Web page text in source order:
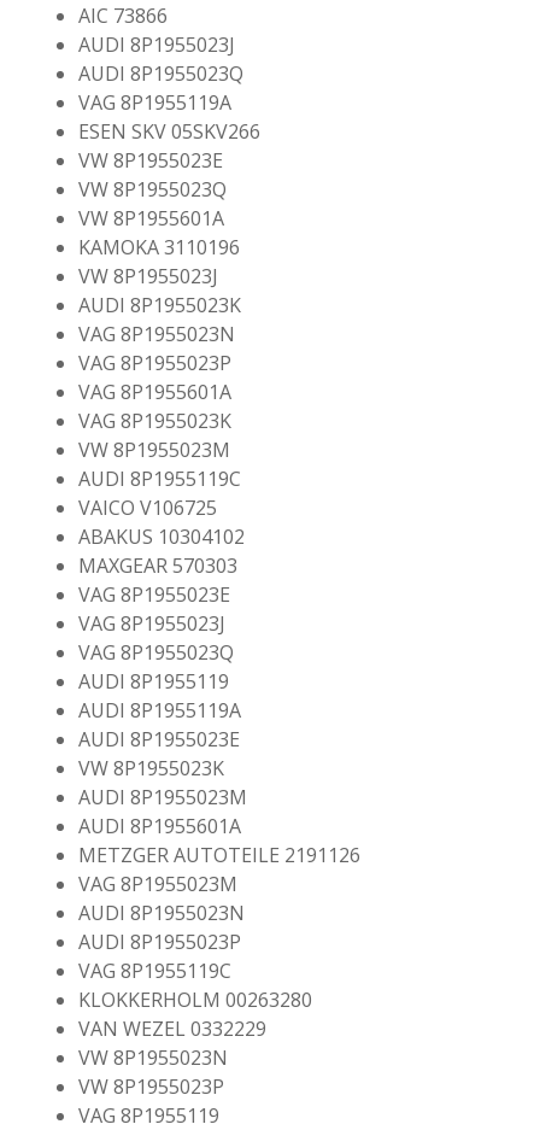
AIC 73866
AUDI 8P1955023J
AUDI 8P1955023Q
VAG 8P1955119A
ESEN SKV 05SKV266
VW 8P1955023E
VW 8P1955023Q
VW 8P1955601A
KAMOKA 3110196
VW 8P1955023J
AUDI 8P1955023K
VAG 8P1955023N
VAG 8P1955023P
VAG 8P1955601A
VAG 8P1955023K
VW 8P1955023M
AUDI 8P1955119C
VAICO V106725
ABAKUS 10304102
MAXGEAR 570303
VAG 8P1955023E
VAG 8P1955023J
VAG 8P1955023Q
AUDI 8P1955119
AUDI 8P1955119A
AUDI 8P1955023E
VW 8P1955023K
AUDI 8P1955023M
AUDI 8P1955601A
METZGER AUTOTEILE 2191126
VAG 8P1955023M
AUDI 8P1955023N
AUDI 8P1955023P
VAG 8P1955119C
KLOKKERHOLM 00263280
VAN WEZEL 0332229
VW 8P1955023N
VW 8P1955023P
VAG 8P1955119